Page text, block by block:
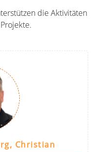
die Aktivitäten
Christian